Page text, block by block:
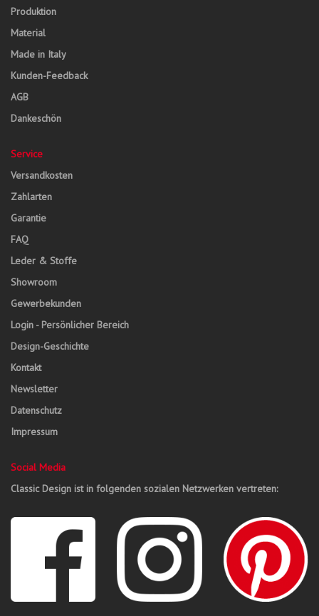
Produktion
Material
Made in Italy
Kunden-Feedback
AGB
Dankeschön
Service
Versandkosten
Zahlarten
Garantie
FAQ
Leder & Stoffe
Showroom
Gewerbekunden
Login - Persönlicher Bereich
Design-Geschichte
Kontakt
Newsletter
Datenschutz
Impressum
Social Media
Classic Design ist in folgenden sozialen Netzwerken vertreten: